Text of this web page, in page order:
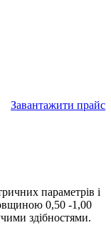
Завантажити прайс
параметрів і
0,50 -1,00
здібностями.